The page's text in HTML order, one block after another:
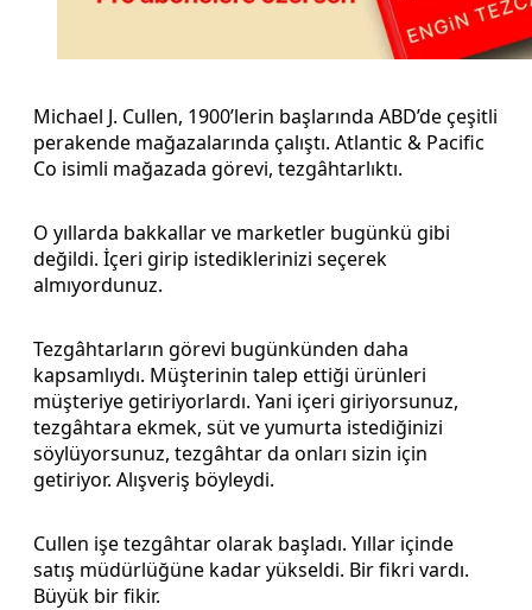
Michael J. Cullen, 1900’lerin başlarında ABD’de çeşitli
perakende mağazalarında çalıştı. Atlantic & Pacific
Co isimli mağazada görevi, tezgâhtarlıktı.
O yıllarda bakkallar ve marketler bugünkü gibi
değildi. İçeri girip istediklerinizi seçerek
almıyordunuz.
Tezgâhtarların görevi bugünkünden daha
kapsamlıydı. Müşterinin talep ettiği ürünleri
müşteriye getiriyorlardı. Yani içeri giriyorsunuz,
tezgâhtara ekmek, süt ve yumurta istediğinizi
söylüyorsunuz, tezgâhtar da onları sizin için
getiriyor. Alışveriş böyleydi.
Cullen işe tezgâhtar olarak başladı. Yıllar içinde
satış müdürlüğüne kadar yükseldi. Bir fikri vardı.
Büyük bir fikir.